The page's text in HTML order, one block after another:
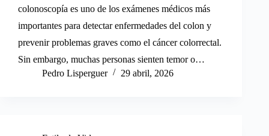
colonoscopía es uno de los exámenes médicos más
importantes para detectar enfermedades del colon y
prevenir problemas graves como el cáncer colorrectal.
Sin embargo, muchas personas sienten temor o…
Pedro Lisperguer
29 abril, 2026